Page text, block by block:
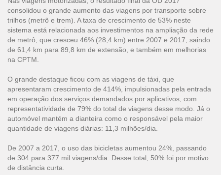
consolidou o grande aumento das viagens por transporte sobre
trilhos (metrô e trem). A taxa de crescimento de 53% neste
sistema está relacionada aos investimentos na ampliação da rede
de metrô, que cresceu 46% (28,4 km) entre 2007 e 2017, saindo
de 61,4 km para 89,8 km de extensão, e também em melhorias
na CPTM.
O grande destaque ficou com as viagens de táxi, que
apresentaram crescimento de 414%, impulsionadas pela entrada
em operação dos serviços demandados por aplicativos, com
representatividade de 79% do total de viagens desse modo. Já o
automóvel mantém a dianteira como o responsável pela maior
quantidade de viagens diárias: 11,3 milhões/dia.
De 2007 a 2017, o uso das bicicletas aumentou 24%, passando
de 304 para 377 mil viagens/dia. Desse total, 50% foi por motivo
de distância curta.